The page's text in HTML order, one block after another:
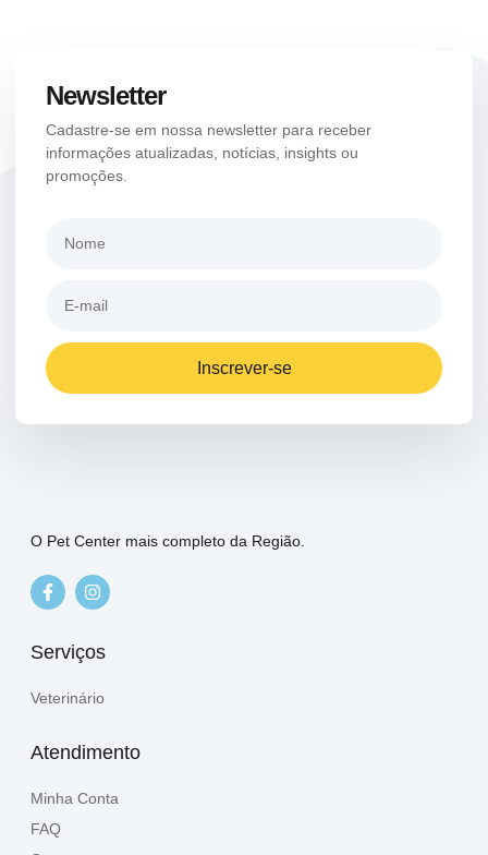
Newsletter
Cadastre-se em nossa newsletter para receber
informações atualizadas, notícias, insights ou
promoções.
Inscrever-se
O Pet Center mais completo da Região.
Serviços
Veterinário
Atendimento
Minha Conta
FAQ